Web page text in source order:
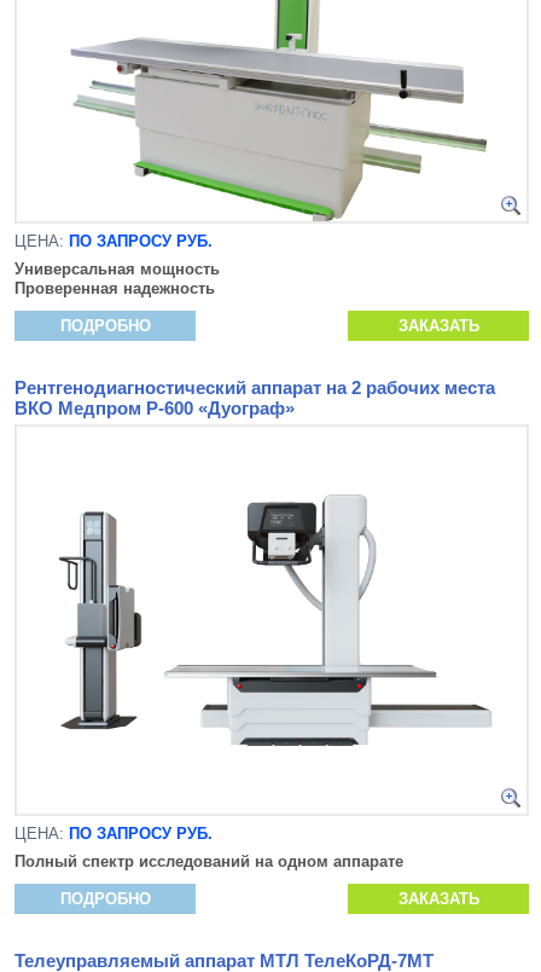
ЦЕНА: ПО ЗАПРОСУ РУБ.
Универсальная мощность
Проверенная надежность
ПОДРОБНО ЗАКАЗАТЬ
Рентгенодиагностический аппарат на 2 рабочих места
ВКО Медпром Р-600 «Дуограф»
ЦЕНА: ПО ЗАПРОСУ РУБ.
Полный спектр исследований на одном аппарате
ПОДРОБНО ЗАКАЗАТЬ
Телеуправляемый аппарат МТЛ ТелеКоРД-7МТ